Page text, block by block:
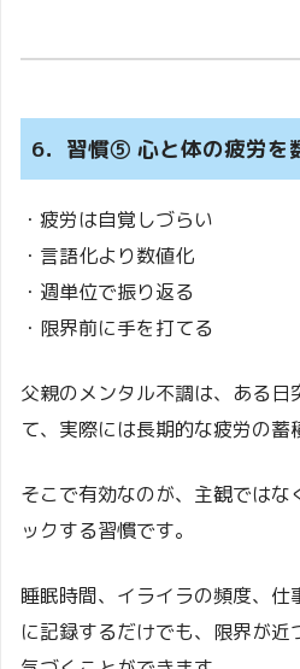
6．習慣⑤ 心と体の疲労を
・疲労は自覚しづらい
・言語化より数値化
・週単位で振り返る
・限界前に手を打てる
父親のメンタル不調は、ある日
て、実際には長期的な疲労の蓄
そこで有効なのが、主観ではな
ックする習慣です。
睡眠時間、イライラの頻度、
に記録するだけでも、限界が近